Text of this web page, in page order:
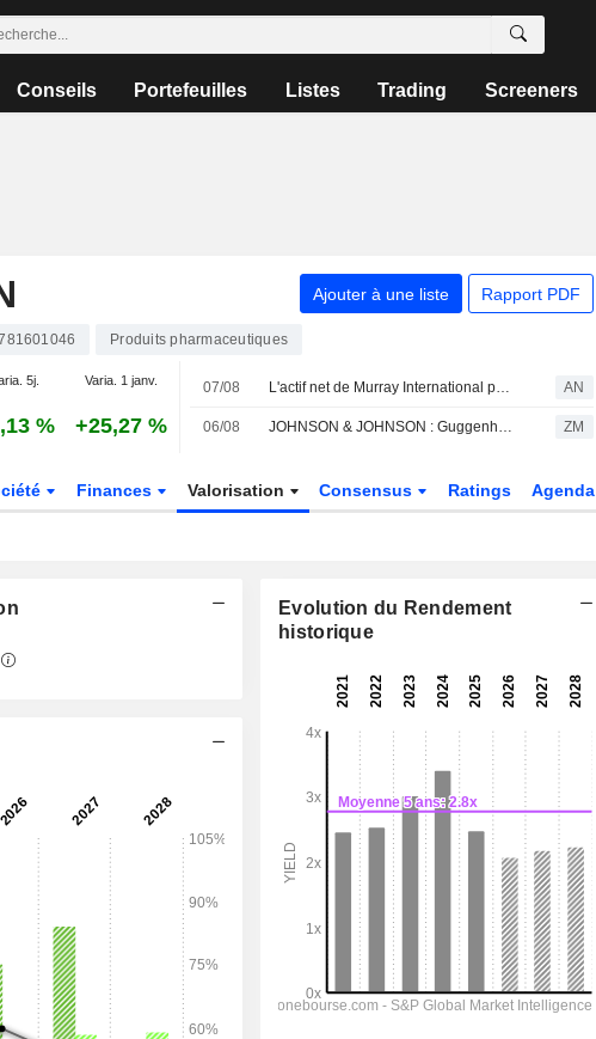
Conseils Portefeuilles Listes Trading Screeners
Ajouter à une liste Rapport PDF
Produits pharmaceutiques
5j. Varia. 1 janv.
% +25,27 %
07/08 L'actif net de Murray International progresse mais la performance reste en deçà de l'indice de référence AN
06/08 JOHNSON & JOHNSON : Guggenheim persiste à l'achat ZM
Finances Valorisation Consensus Ratings Agenda
Evolution du Rendement
historique